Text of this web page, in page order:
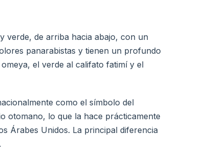
verde, de arriba hacia abajo, con un
panarabistas y tienen un profundo
el verde al califato fatimí y el
como el símbolo del
otomano, lo que la hace prácticamente
Árabes Unidos. La principal diferencia